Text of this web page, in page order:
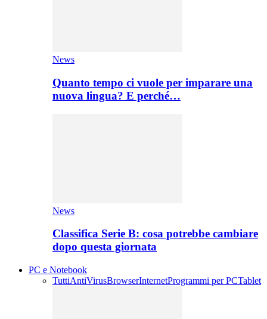
News
Quanto tempo ci vuole per imparare una
nuova lingua? E perché…
News
Classifica Serie B: cosa potrebbe cambiare
dopo questa giornata
PC e Notebook
TuttiAntiVirusBrowserInternetProgrammi per PCTablet